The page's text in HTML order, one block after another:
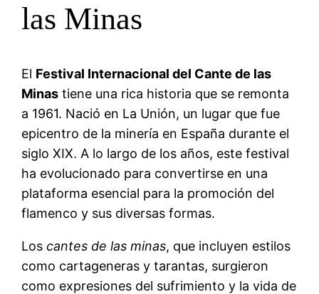
las Minas
El Festival Internacional del Cante de las
Minas tiene una rica historia que se remonta
a 1961. Nació en La Unión, un lugar que fue
epicentro de la minería en España durante el
siglo XIX. A lo largo de los años, este festival
ha evolucionado para convertirse en una
plataforma esencial para la promoción del
flamenco y sus diversas formas.
Loscantes de las minas, que incluyen estilos
como cartageneras y tarantas, surgieron
como expresiones del sufrimiento y la vida de